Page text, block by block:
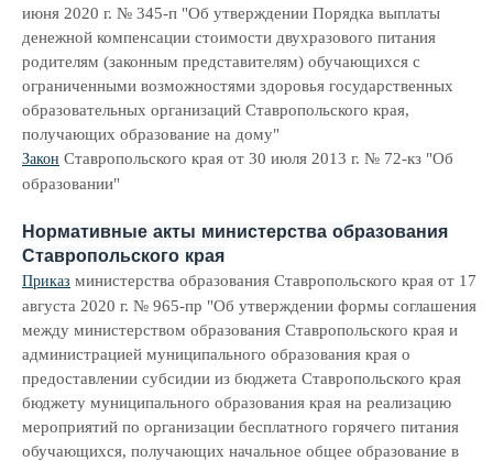
июня 2020 г. № 345-п "Об утверждении Порядка выплаты
денежной компенсации стоимости двухразового питания
родителям (законным представителям) обучающихся с
ограниченными возможностями здоровья государственных
образовательных организаций Ставропольского края,
получающих образование на дому"
Закон Ставропольского края от 30 июля 2013 г. № 72-кз "Об
образовании"
Нормативные акты министерства образования
Ставропольского края
Приказ министерства образования Ставропольского края от 17
августа 2020 г. № 965-пр "Об утверждении формы соглашения
между министерством образования Ставропольского края и
администрацией муниципального образования края о
предоставлении субсидии из бюджета Ставропольского края
бюджету муни­ципального образования края на реализацию
мероприятий по организации бесплатного горячего питания
обучающихся, получающих начальное общее образование в